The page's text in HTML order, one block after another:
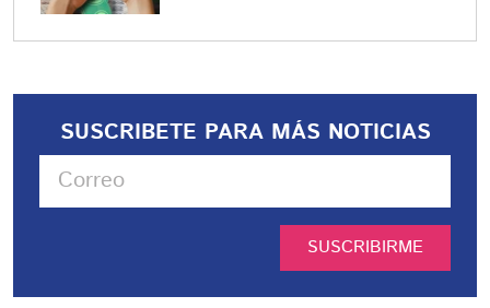
SUSCRIBETE PARA MÁS NOTICIAS
SUSCRIBIRME